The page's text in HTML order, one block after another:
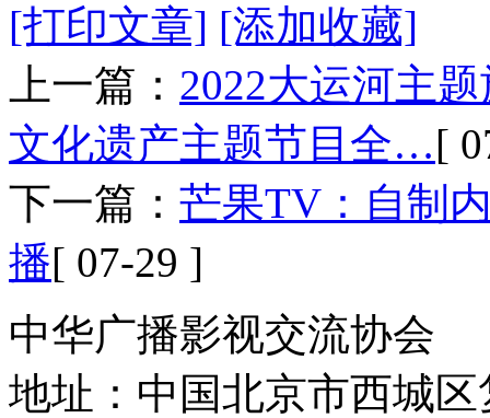
[打印文章] [添加收藏]
上一篇： 2022大运河主
文化遗产主题节目全…[
下一篇： 芒果TV：自制
播[ 07-29 ]
中华广播影视交流协会
地址：中国北京市西城